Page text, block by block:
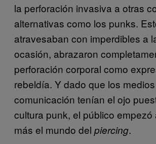
la perforación invasiva a otras
alternativas como los punks.
atravesaban con imperdibles a
ocasión, abrazaron
perforación corporal como
rebeldía. Y dado que los
comunicación tenían el ojo
cultura punk, el público empezó
más el mundo del piercing.